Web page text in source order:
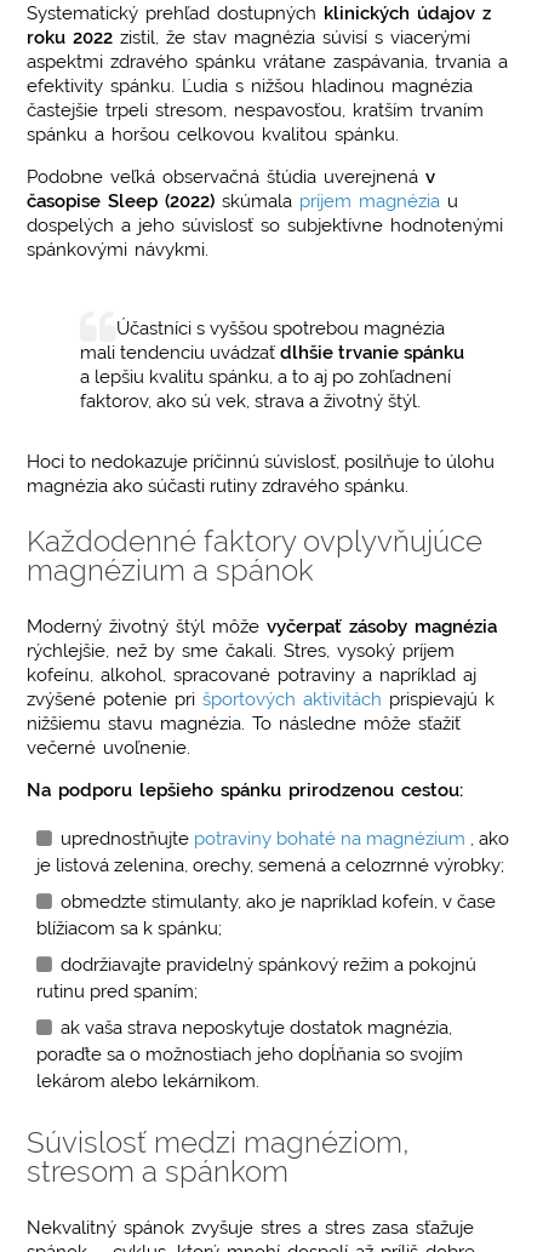
Systematický prehľad dostupných klinických údajov z
roku 2022 zistil, že stav magnézia súvisí s viacerými
aspektmi zdravého spánku vrátane zaspávania, trvania a
efektivity spánku. Ľudia s nižšou hladinou magnézia
častejšie trpeli stresom, nespavosťou, kratším trvaním
spánku a horšou celkovou kvalitou spánku.
Podobne veľká observačná štúdia uverejnenáv
časopise Sleep (2022) skúmala príjem magnézia u
dospelých a jeho súvislosť so subjektívne hodnotenými
spánkovými návykmi.
Účastníci s vyššou spotrebou magnézia
mali tendenciu uvádzaťdlhšie trvanie spánku
a lepšiu kvalitu spánku, a to aj po zohľadnení
faktorov, ako sú vek, strava a životný štýl.
Hoci to nedokazuje príčinnú súvislosť, posilňuje to úlohu
magnézia ako súčasti rutiny zdravého spánku.
Každodenné faktory ovplyvňujúce
magnézium a spánok
Moderný životný štýl môževyčerpať zásoby magnézia
rýchlejšie, než by sme čakali. Stres, vysoký príjem
kofeínu, alkohol, spracované potraviny a napríklad aj
zvýšené potenie prišportových aktivitách prispievajú k
nižšiemu stavu magnézia. To následne môže sťažiť
večerné uvoľnenie.
Na podporu lepšieho spánku prirodzenou cestou:
uprednostňujte potraviny bohaté na magnézium , ako
je listová zelenina, orechy, semená a celozrnné výrobky;
obmedzte stimulanty, ako je napríklad kofeín, v čase
blížiacom sa k spánku;
dodržiavajte pravidelný spánkový režim a pokojnú
rutinu pred spaním;
ak vaša strava neposkytuje dostatok magnézia,
poraďte sa o možnostiach jeho dopĺňania so svojím
lekárom alebo lekárnikom.
Súvislosť medzi magnéziom,
stresom a spánkom
Nekvalitný spánok zvyšuje stres a stres zasa sťažuje